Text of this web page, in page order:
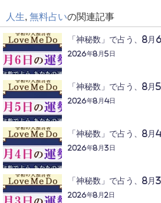
人生 無料占いの関連記事
「神秘数」で占う、8月
2026年8月5日
「神秘数」で占う、8月
2026年8月4日
「神秘数」で占う、8月
2026年8月3日
「神秘数」で占う、8月
2026年8月2日